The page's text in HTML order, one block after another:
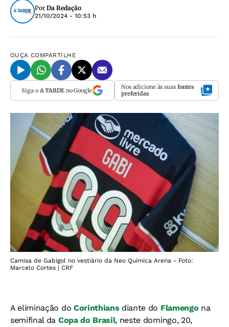
Por Da Redação
21/10/2024 - 10:53 h
OUÇA COMPARTILHE
Siga o A TARDEno Google Nos adicione às suas fontes
preferidas
Camisa de Gabigol no vestiário da Neo Química Arena - Foto:
Marcelo Cortes | CRF
A eliminação do Corinthians diante do Flamengo na
semifinal da Copa do Brasil, neste domingo, 20,